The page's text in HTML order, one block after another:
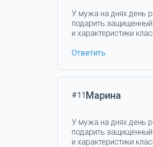
У мужа на днях день
подарить
и характеристики
Ответить
#11Марина
У мужа на днях день
подарить
и характеристики